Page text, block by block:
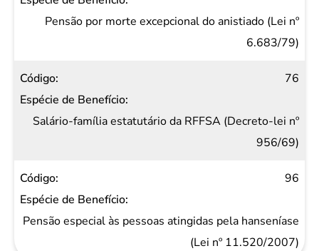
Pensão por morte excepcional do anistiado (Lei nº
6.683/79)
76
Salário-família estatutário da RFFSA (Decreto-lei nº
956/69)
96
Pensão especial às pessoas atingidas pela hanseníase
(Lei nº 11.520/2007)